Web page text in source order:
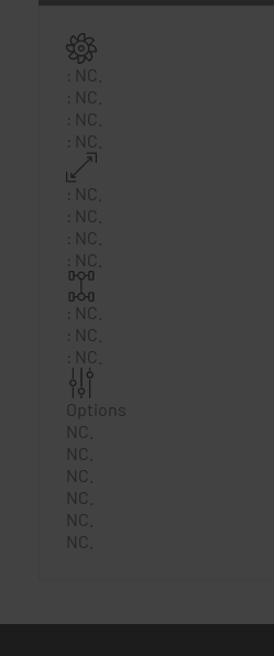
: NC.
: NC.
: NC.
: NC.
: NC.
: NC.
: NC.
: NC.
: NC.
: NC.
: NC.
Options
NC.
NC.
NC.
NC.
NC.
NC.